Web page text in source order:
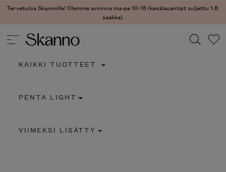
Tervetuloa Skannolle! Olemme avoinna ma-pe 10-18 (kesälauantait suljettu 1.8.
saakka).
Type 2 or more characters for results.
KAIKKI TUOTTEET
PENTA LIGHT
VIIMEKSI LISÄTTY